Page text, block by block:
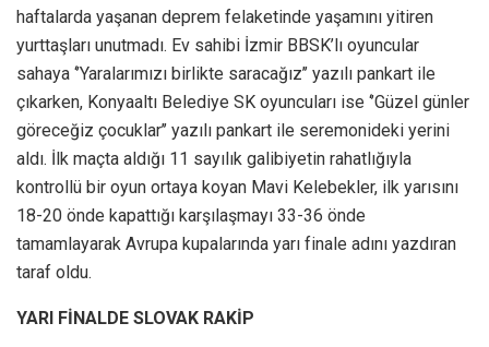
haftalarda yaşanan deprem felaketinde yaşamını yitiren
yurttaşları unutmadı. Ev sahibi İzmir BBSK’lı oyuncular
sahaya ‘’Yaralarımızı birlikte saracağız’’ yazılı pankart ile
çıkarken, Konyaaltı Belediye SK oyuncuları ise ‘’Güzel günler
göreceğiz çocuklar’’ yazılı pankart ile seremonideki yerini
aldı. İlk maçta aldığı 11 sayılık galibiyetin rahatlığıyla
kontrollü bir oyun ortaya koyan Mavi Kelebekler, ilk yarısını
18-20 önde kapattığı karşılaşmayı 33-36 önde
tamamlayarak Avrupa kupalarında yarı finale adını yazdıran
taraf oldu.
YARI FİNALDE SLOVAK RAKİP